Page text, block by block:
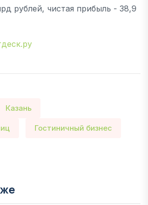
рублей, чистая прибыль - 38,9
Казань
Гостиничный бизнес